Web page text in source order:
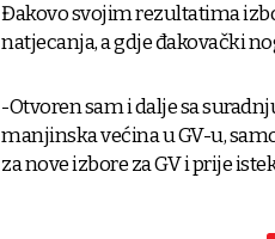
Đakovo svojim rezultatima
natjecanja, a gdje đakovački
-Otvoren sam i dalje sa
manjinska većina u GV-u,
za nove izbore za GV i prije